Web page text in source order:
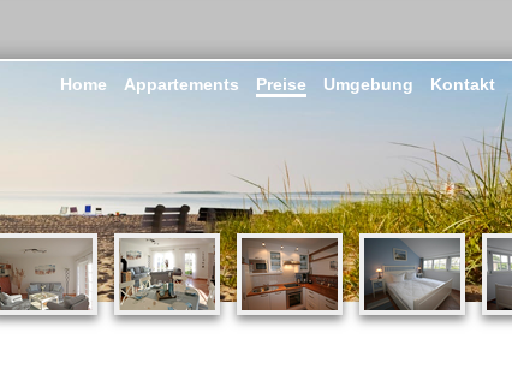
Home Appartements Preise Umgebung Kontakt